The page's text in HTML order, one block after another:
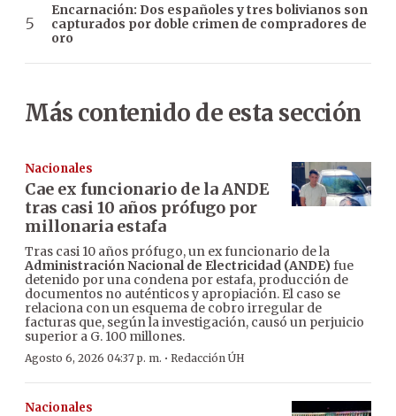
Encarnación: Dos españoles y tres bolivianos son
capturados por doble crimen de compradores de
oro
Más contenido de esta sección
Nacionales
Cae ex funcionario de la ANDE
tras casi 10 años prófugo por
millonaria estafa
Tras casi 10 años prófugo, un ex funcionario de la
Administración Nacional de Electricidad (ANDE)fue
detenido por una condena por estafa, producción de
documentos no auténticos y apropiación. El caso se
relaciona con un esquema de cobro irregular de
facturas que, según la investigación, causó un perjuicio
superior a G. 100 millones.
Agosto 6, 2026 04:37 p. m. · Redacción ÚH
Nacionales